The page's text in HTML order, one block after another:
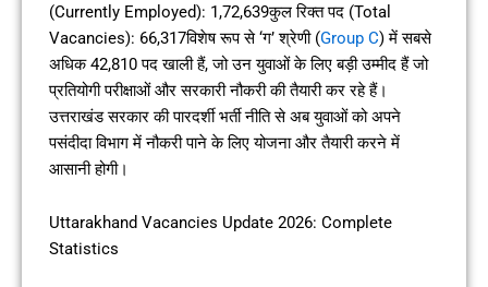
(Currently Employed): 1,72,639कुल रिक्त पद (Total
Vacancies): 66,317विशेष रूप से ‘ग’ श्रेणी (Group C) में सबसे
अधिक 42,810 पद खाली हैं, जो उन युवाओं के लिए बड़ी उम्मीद हैं जो
प्रतियोगी परीक्षाओं और सरकारी नौकरी की तैयारी कर रहे हैं।
उत्तराखंड सरकार की पारदर्शी भर्ती नीति से अब युवाओं को अपने
पसंदीदा विभाग में नौकरी पाने के लिए योजना और तैयारी करने में
आसानी होगी।
Uttarakhand Vacancies Update 2026: Complete
Statistics